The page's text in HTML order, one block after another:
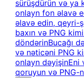
sürüşdürün və ya
onlayn fon əlavə
əlavə edin, qeyri-
baxın və PNG
döndərinBucağı
və nəticəni PNG
onlayn dəyişinEni
qoruyun və PNG-